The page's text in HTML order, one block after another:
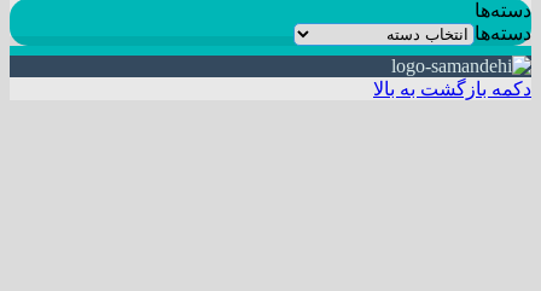
دسته‌ها
دسته‌ها
دکمه بازگشت به بالا